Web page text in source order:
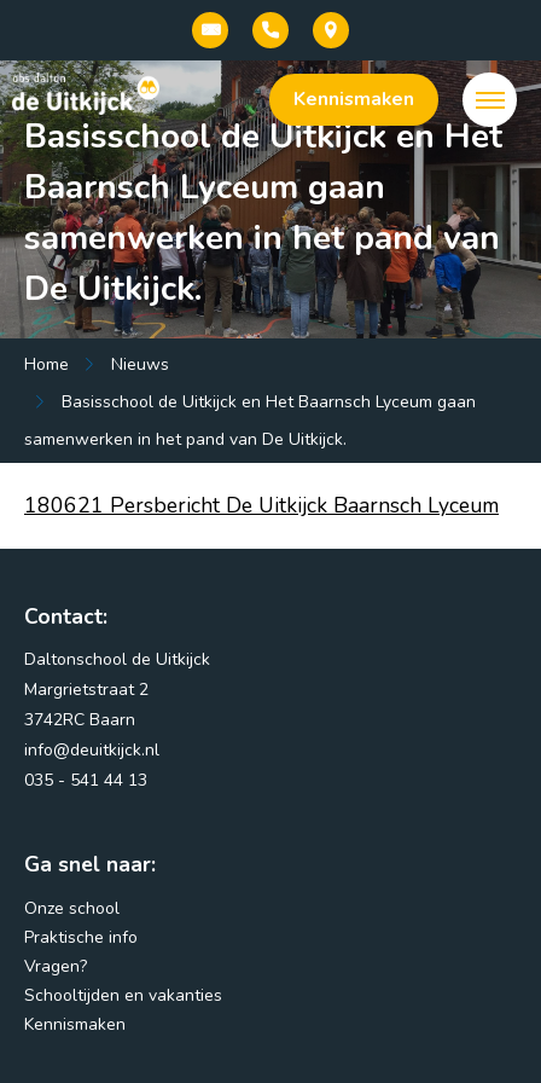
Kennismaken
Menu:
Welkom bij onze basisschool De Uitkijck |
openbaar dalton onderwijs in Baarn
Vragen?
Margrietstraat 2
3742RC Baarn
Basisschool de Uitkijck en Het
Baarnsch Lyceum gaan
samenwerken in het pand van
De Uitkijck.
Home
Nieuws
Basisschool de Uitkijck en Het Baarnsch Lyceum gaan
samenwerken in het pand van De Uitkijck.
180621 Persbericht De Uitkijck Baarnsch Lyceum
Contact:
Daltonschool de Uitkijck
Margrietstraat 2
3742RC Baarn
info@deuitkijck.nl
035 - 541 44 13
Ga snel naar:
Onze school
Praktische info
Vragen?
Schooltijden en vakanties
Kennismaken